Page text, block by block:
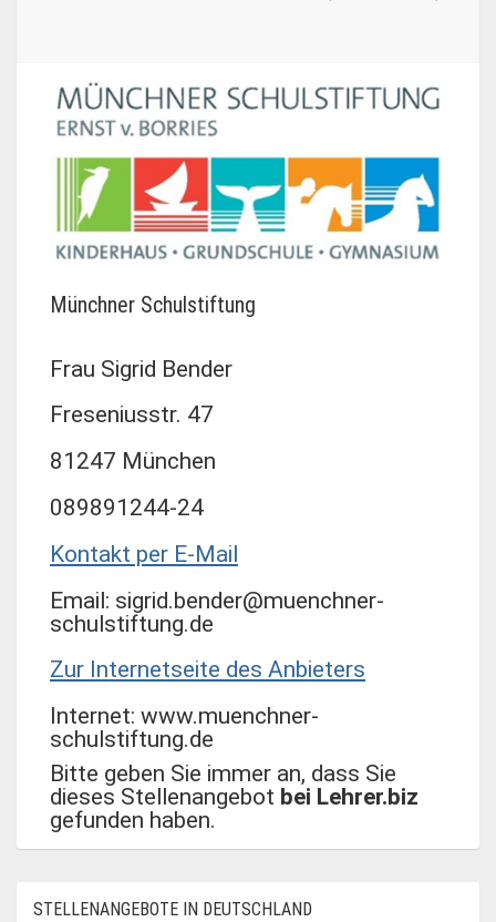
Münchner Schulstiftung
Frau Sigrid Bender
Freseniusstr. 47
81247 München
089891244-24
Kontakt per E-Mail
Email: sigrid.bender@muenchner-
schulstiftung.de
Zur Internetseite des Anbieters
Internet: www.muenchner-
schulstiftung.de
Bitte geben Sie immer an, dass Sie
dieses Stellenangebot bei Lehrer.biz
gefunden haben.
STELLENANGEBOTE IN DEUTSCHLAND